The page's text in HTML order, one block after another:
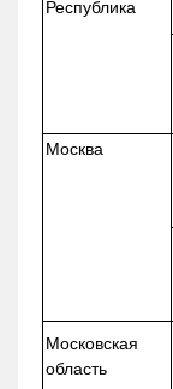
Республика
Москва
Московская
область